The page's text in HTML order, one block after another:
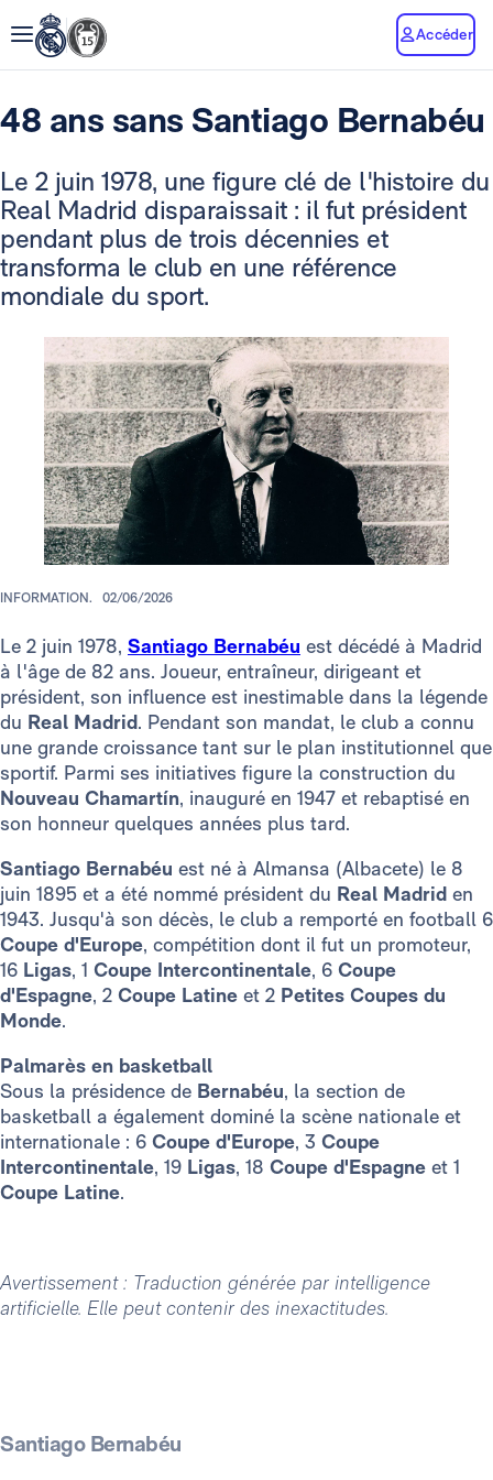
Accéder
48 ans sans Santiago Bernabéu
Le 2 juin 1978, une figure clé de l'histoire du
Real Madrid disparaissait : il fut président
pendant plus de trois décennies et
transforma le club en une référence
mondiale du sport.
INFORMATION. 02/06/2026
Le 2 juin 1978, Santiago Bernabéu est décédé à Madrid
à l'âge de 82 ans. Joueur, entraîneur, dirigeant et
président, son influence est inestimable dans la légende
du Real Madrid. Pendant son mandat, le club a connu
une grande croissance tant sur le plan institutionnel que
sportif. Parmi ses initiatives figure la construction du
Nouveau Chamartín, inauguré en 1947 et rebaptisé en
son honneur quelques années plus tard.
Santiago Bernabéu est né à Almansa (Albacete) le 8
juin 1895 et a été nommé président du Real Madrid en
1943. Jusqu'à son décès, le club a remporté en football 6
Coupe d'Europe, compétition dont il fut un promoteur,
16 Ligas, 1 Coupe Intercontinentale, 6 Coupe
d'Espagne, 2 Coupe Latine et 2 Petites Coupes du
Monde.
Palmarès en basketball
Sous la présidence de Bernabéu, la section de
basketball a également dominé la scène nationale et
internationale : 6 Coupe d'Europe, 3 Coupe
Intercontinentale, 19 Ligas, 18 Coupe d'Espagne et 1
Coupe Latine.
Avertissement : Traduction générée par intelligence
artificielle. Elle peut contenir des inexactitudes.
Santiago Bernabéu